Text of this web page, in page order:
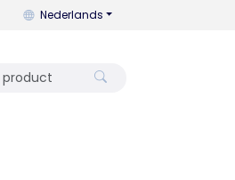
U kunt de taal wijzigen met dit
Nederlands